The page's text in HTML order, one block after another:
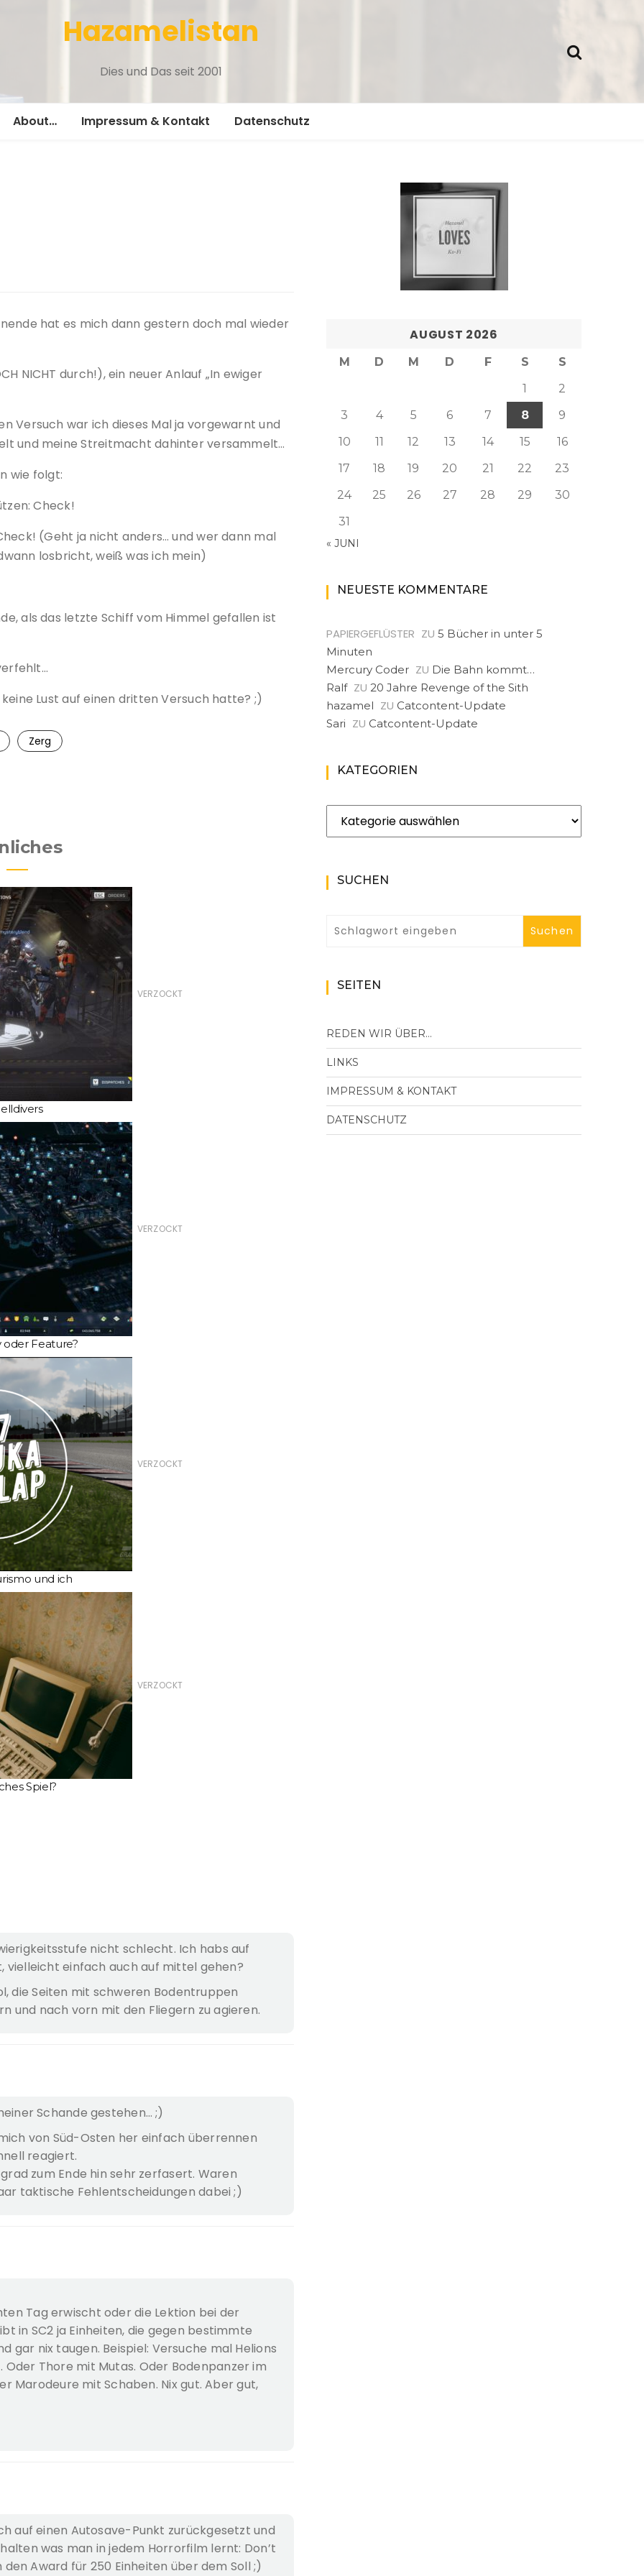
Hazamelistan
Dies und Das seit 2001
About… Impressum & Kontakt Datenschutz
hat es mich dann gestern doch mal wieder
NICHT durch!), ein neuer Anlauf „In ewiger
Versuch war ich dieses Mal ja vorgewarnt und
und meine Streitmacht dahinter versammelt…
wie folgt:
Check!
(Geht ja nicht anders… und wer dann mal
losbricht, weiß was ich mein)
als das letzte Schiff vom Himmel gefallen ist
Lust auf einen dritten Versuch hatte? ;)
Zerg
VERZOCKT
VERZOCKT
oder Feature?
VERZOCKT
und ich
VERZOCKT
Spiel?
nicht schlecht. Ich habs auf
einfach auch auf mittel gehen?
die Seiten mit schweren Bodentruppen
und nach vorn mit den Fliegern zu agieren.
Schande gestehen… ;)
von Süd-Osten her einfach überrennen
reagiert.
zum Ende hin sehr zerfasert. Waren
taktische Fehlentscheidungen dabei ;)
Tag erwischt oder die Lektion bei der
in SC2 ja Einheiten, die gegen bestimmte
gar nix taugen. Beispiel: Versuche mal Helions
Thore mit Mutas. Oder Bodenpanzer im
Marodeure mit Schaben. Nix gut. Aber gut,
auf einen Autosave-Punkt zurückgesetzt und
was man in jedem Horrorfilm lernt: Don’t
Award für 250 Einheiten über dem Soll ;)
AUGUST 2026
M D M D F S
S
1
2
3
4 5 6 7 8
9
10
11 12 13 14 15
16
17
18 19 20 21 22
23
24
25 26 27 28 29
30
31
« JUNI
NEUESTE KOMMENTARE
PAPIERGEFLÜSTER ZU 5 Bücher in unter 5
Minuten
Mercury Coder ZU Die Bahn kommt…
Ralf ZU 20 Jahre Revenge of the Sith
hazamel ZU Catcontent-Update
Sari ZU Catcontent-Update
KATEGORIEN
Kategorien
SUCHEN
SEITEN
REDEN WIR ÜBER…
LINKS
IMPRESSUM & KONTAKT
DATENSCHUTZ